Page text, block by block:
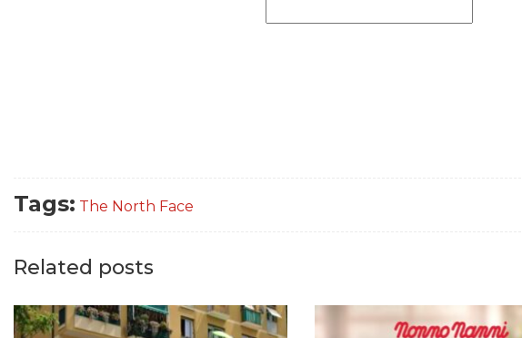
Tags: The North Face
Related posts